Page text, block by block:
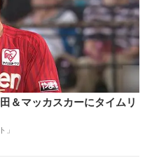
＆マッカスカーにタイムリ
」